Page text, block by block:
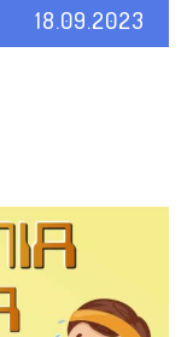
18.09.2023